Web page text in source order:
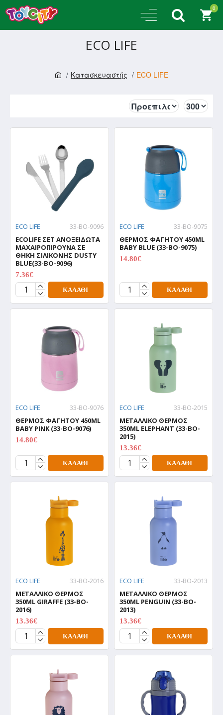
0
Κατασκευαστής ECO LIFE
ECO LIFE
ECO LIFE
33-BO-9096
ECOLIFE ΣΕΤ ΑΝΟΞΕΙΔΩΤΑ
ΜΑΧΑΙΡΟΠΙΡΟΥΝΑ ΣΕ
ΘΗΚΗ ΣΙΛΙΚΟΝΗΣ DUSTY
BLUE(33-BO-9096)
7.36€
ΚΑΛΆΘΙ
ECO LIFE
33-BO-9075
ΘΕΡΜΟΣ ΦΑΓΗΤΟΥ 450ML
BABY BLUE (33-BO-9075)
14.80€
ΚΑΛΆΘΙ
ECO LIFE
33-BO-9076
ΘΕΡΜΟΣ ΦΑΓΗΤΟΥ 450ML
BABY PINK (33-BO-9076)
14.80€
ΚΑΛΆΘΙ
ECO LIFE
33-BO-2015
ΜΕΤΑΛΛΙΚΟ ΘΕΡΜΟΣ
350ML ELEPHANT (33-BO-
2015)
13.36€
ΚΑΛΆΘΙ
ECO LIFE
33-BO-2016
ΜΕΤΑΛΛΙΚΟ ΘΕΡΜΟΣ
350ML GIRAFFE (33-BO-
2016)
13.36€
ΚΑΛΆΘΙ
ECO LIFE
33-BO-2013
ΜΕΤΑΛΛΙΚΟ ΘΕΡΜΟΣ
350ML PENGUIN (33-BO-
2013)
13.36€
ΚΑΛΆΘΙ